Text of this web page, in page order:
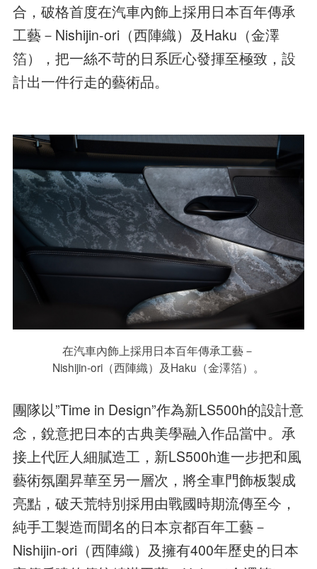
合，破格首度在汽車內飾上採用日本百年傳承
工藝－Nishijin-ori（西陣織）及Haku（金澤
箔），把一絲不苛的日系匠心發揮至極致，設
計出一件行走的藝術品。
在汽車內飾上採用日本百年傳承工藝－
Nishijin-ori（西陣織）及Haku（金澤箔）。
團隊以”Time in Design”作為新LS500h的設計意
念，銳意把日本的古典美學融入作品當中。承
接上代匠人細膩造工，新LS500h進一步把和風
藝術氛圍昇華至另一層次，將全車門飾板製成
亮點，破天荒特別採用由戰國時期流傳至今，
純手工製造而聞名的日本京都百年工藝－
Nishijin-ori（西陣織）及擁有400年歷史的日本